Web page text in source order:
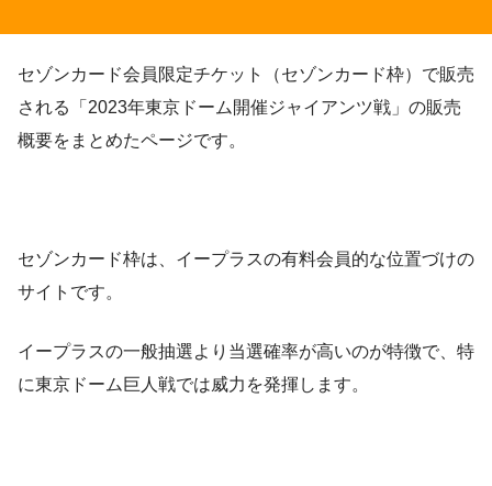
セゾンカード会員限定チケット（セゾンカード枠）で販売
される「2023年東京ドーム開催ジャイアンツ戦」の販売
概要をまとめたページです。
セゾンカード枠は、イープラスの有料会員的な位置づけの
サイトです。
イープラスの一般抽選より当選確率が高いのが特徴で、特
に東京ドーム巨人戦では威力を発揮します。